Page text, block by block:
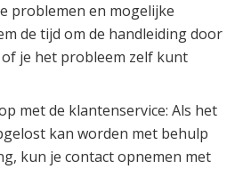
problemen en mogelijke
de tijd om de handleiding door
je het probleem zelf kunt
met de klantenservice: Als het
kan worden met behulp
kun je contact opnemen met